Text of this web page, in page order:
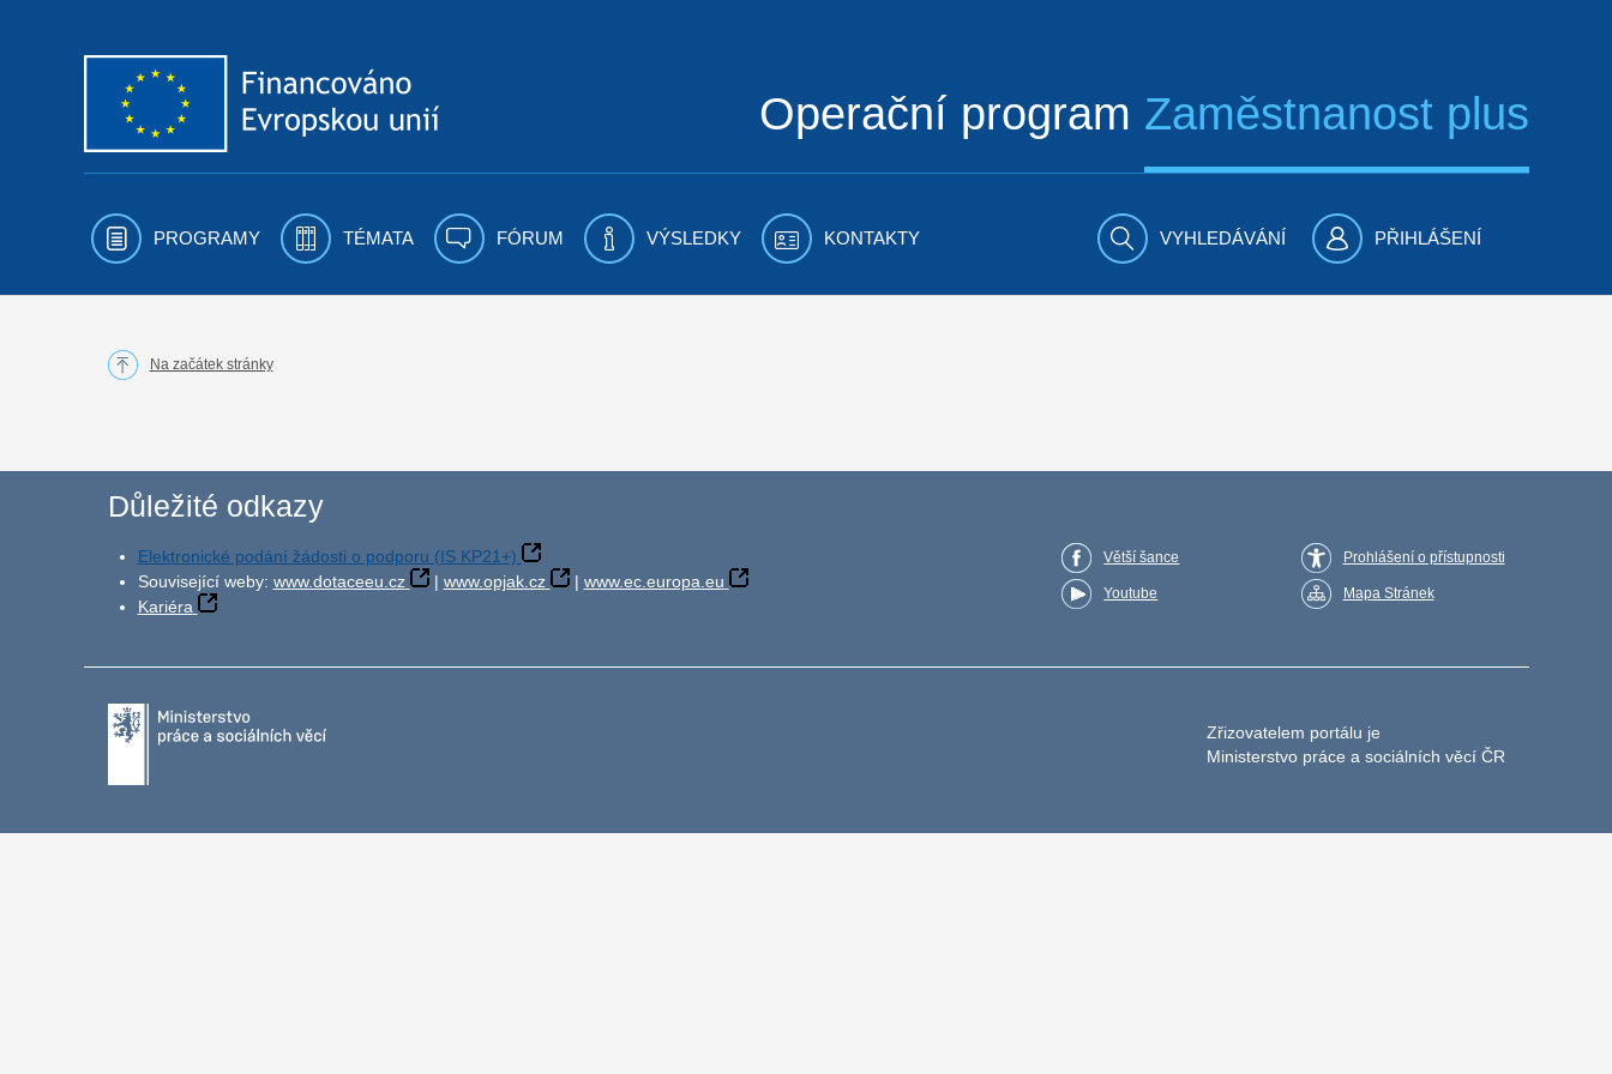
Operační program Zaměstnanost plus
PROGRAMY TÉMATA FÓRUM VÝSLEDKY KONTAKTY VYHLEDÁVÁNÍ PŘIHLÁŠENÍ
Na začátek stránky
Důležité odkazy
Elektronické podání žádosti o podporu (IS KP21+)
Související weby: www.dotaceeu.cz | www.opjak.cz | www.ec.europa.eu
Kariéra
Větší šance
Youtube
Prohlášení o přístupnosti
Mapa Stránek
Zřizovatelem portálu je
Ministerstvo práce a sociálních věcí ČR